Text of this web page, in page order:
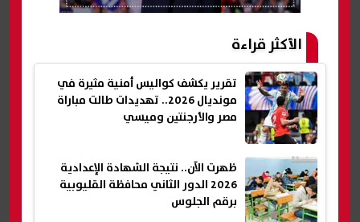
الأكثر قراءة
تقرير يكشف كواليس أمنية مثيرة في
مونديال 2026.. تهديدات طالت مباراة
مصر والأرجنتين وميسي
ظهرت الآن.. نتيجة الشهادة الإعدادية
2026 الدور الثاني محافظة القليوبية
برقم الجلوس